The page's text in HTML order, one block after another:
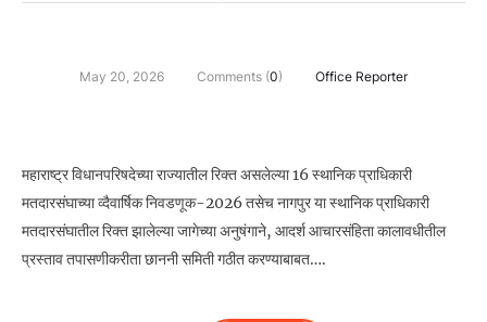
May 20, 2026 Comments (0) Office Reporter
महाराष्ट्र विधानपरिषदेच्या राज्यातील रिक्त असलेल्या 16 स्थानिक प्राधिकारी
मतदारसंघाच्या व्दैवार्षिक निवडणूक-2026 तसेच नागपुर या स्थानिक प्राधिकारी
मतदारसंघातील रिक्त झालेल्या जागेच्या अनुषंगाने, आदर्श आचारसंहिता कालावधीतील
प्रस्ताव तपासणीकरीता छाननी समिती गठीत करण्याबाबत….